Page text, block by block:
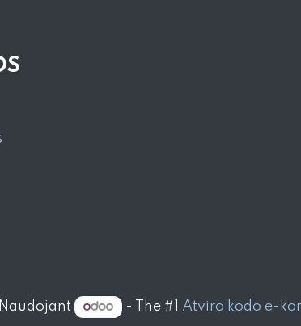
- The #1 Atviro kodo e-